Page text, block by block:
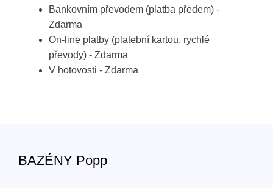
Bankovním převodem (platba předem) -
Zdarma
On-line platby (platební kartou, rychlé
převody) - Zdarma
V hotovosti - Zdarma
BAZÉNY Popp